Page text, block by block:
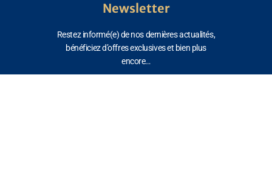
Newsletter
Restez informé(e) de nos dernières actualités,
bénéficiez d’offres exclusives et bien plus
encore…